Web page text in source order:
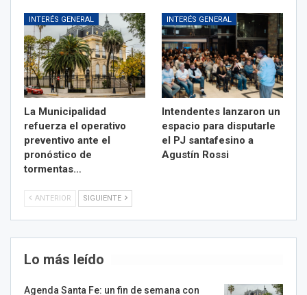
INTERÉS GENERAL
La Municipalidad
refuerza el operativo
preventivo ante el
pronóstico de
tormentas…
INTERÉS GENERAL
Intendentes lanzaron un
espacio para disputarle
el PJ santafesino a
Agustín Rossi
ANTERIOR SIGUIENTE
Lo más leído
Agenda Santa Fe: un fin de semana con